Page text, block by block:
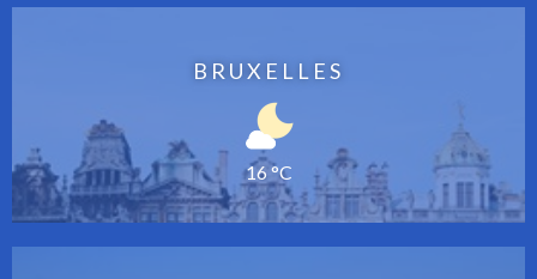
BRUXELLES
16 °C